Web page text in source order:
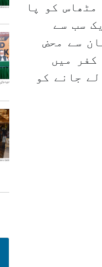
کو پا
سب سے
سے محض
میں
جانے کو